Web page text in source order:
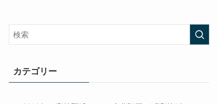
カテゴリー